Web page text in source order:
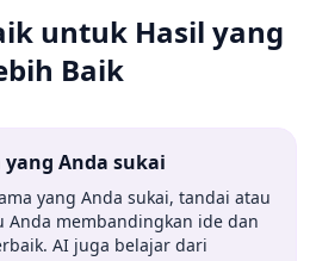
untuk Hasil yang
Baik
yang Anda sukai
yang Anda sukai, tandai atau
membandingkan ide dan
AI juga belajar dari